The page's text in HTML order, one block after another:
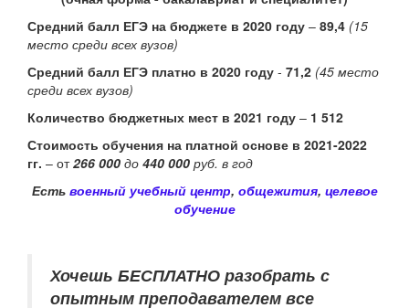
Средний балл ЕГЭ на бюджете в 2020 году – 89,4 (15
место среди всех вузов)
Средний балл ЕГЭ платно в 2020 году - 71,2 (45 место
среди всех вузов)
Количество бюджетных мест в 2021 году – 1 512
Стоимость обучения на платной основе в 2021-2022
гг. – от266 000 до 440 000 руб. в год
Есть военный учебный центр, общежития, целевое
обучение
Хочешь БЕСПЛАТНО разобрать с
опытным преподавателем все